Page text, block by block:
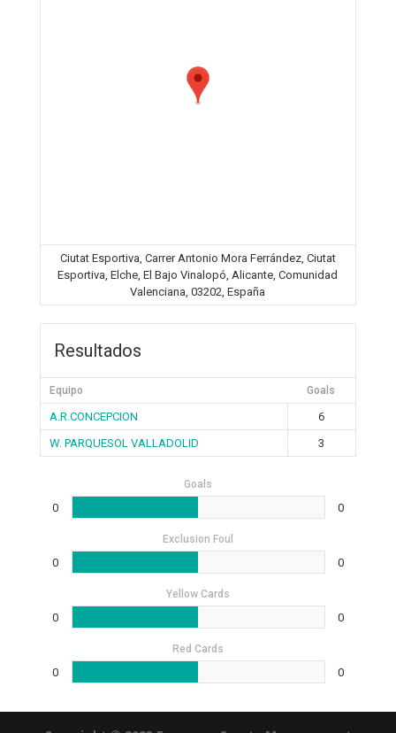
Ciutat Esportiva, Carrer Antonio Mora Ferrández, Ciutat
Esportiva, Elche, El Bajo Vinalopó, Alicante, Comunidad
Valenciana, 03202, España
Resultados
Equipo Goals
A.R.CONCEPCION
6
W. PARQUESOL VALLADOLID
3
Goals
0 0
Exclusion Foul
0 0
Yellow Cards
0 0
Red Cards
0 0